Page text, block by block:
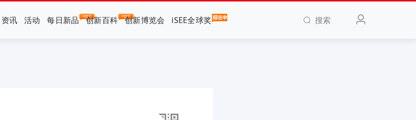
资讯 活动 每日新品 创新百科 创新博览会 iSEE全球奖 搜索